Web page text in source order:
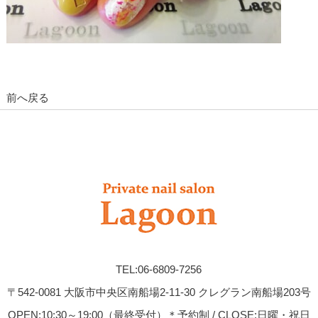
前へ戻る
TEL:06-6809-7256
〒542-0081 大阪市中央区南船場2-11-30 クレグラン南船場203号
OPEN:10:30～19:00（最終受付）＊予約制 / CLOSE:日曜・祝日